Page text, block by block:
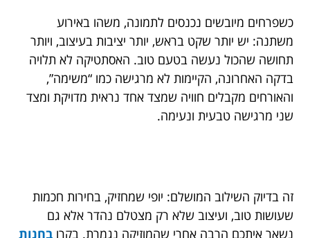
כשפרחים מיובשים נכנסים לתמונה, משהו באירוע
משתנה: יש יותר שקט בראש, יותר יציבות בעיצוב, ויותר
תחושה שהכול נעשה בטעם טוב. האסתטיקה לא תלויה
בדקה האחרונה, הקיימות לא מרגישה כמו “משימה”,
והאורחים מקבלים חוויה שמצד אחד נראית מדויקת ומצד
שני מרגישה טבעית ונעימה.
זה בדיוק השילוב המושלם: יופי שמחזיק, בחירות חכמות
שעושות טוב, ועיצוב שלא רק מצטלם נהדר אלא גם
נשאר איתכם הרבה אחרי שהמוזיקה נגמרת. בקרו בחנות